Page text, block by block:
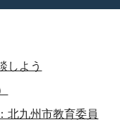
しよう
北九州市教育委員